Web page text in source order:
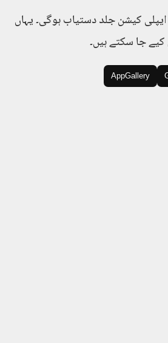
کیشن جلد دستیاب ہوگی۔ یہاں
جا سکتے ہیں۔
AppGallery